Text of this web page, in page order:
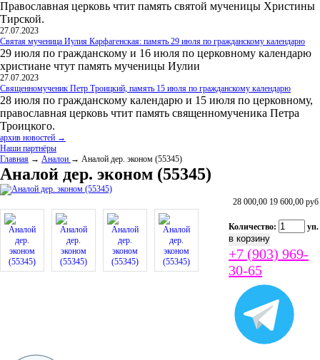
Православная церковь чтит память святой мученицы Христины
Тирской.
27.07.2023
Святая мученица Иулия Карфагенская: память 29 июля по гражданскому календарю
29 июля по гражданскому и 16 июля по церковному календарю
христиане чтут память мученицы Иулии
27.07.2023
Священномученик Петр Троицкий, память 15 июля по гражданскому календарю
28 июля по гражданскому календарю и 15 июля по церковному,
православная церковь чтит память священномученика Петра
Троицкого.
архив новостей →
Наши партнёры
Главная → Аналои → Аналой дер. эконом (55345)
Аналой дер. эконом (55345)
28 000,00 19 600,00 руб
Количество: уп.
+7 (903) 969-
30-65